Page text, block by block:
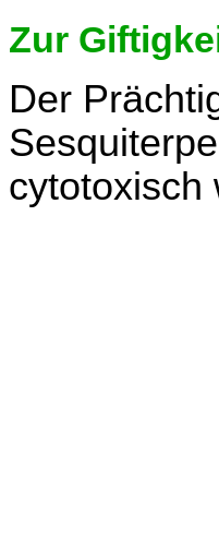
Zur
Der
cytotoxisch